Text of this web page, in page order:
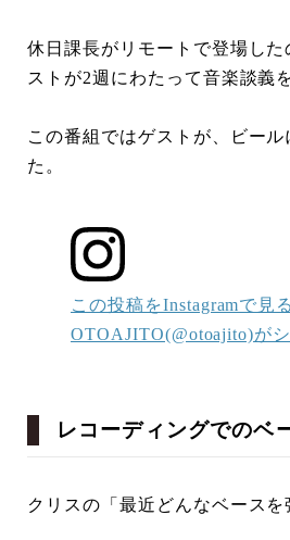
休日課長がリモートで登場し
ストが2週にわたって音楽談義
この番組ではゲストが、ビー
た。
この投稿をInstagramで見る
OTOAJITO(@otoajito)が
レコーディングでのベ
クリスの「最近どんなベース